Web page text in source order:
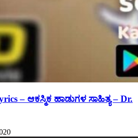
– ಆಕಸ್ಮಿಕ ಹಾಡುಗಳ ಸಾಹಿತ್ಯ – Dr.